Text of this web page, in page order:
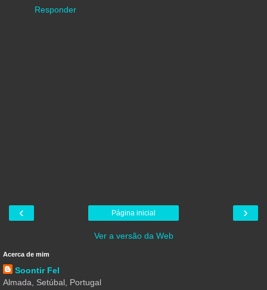
Responder
‹ ›
Página inicial
Ver a versão da Web
Acerca de mim
Soontir Fel
Almada, Setúbal, Portugal